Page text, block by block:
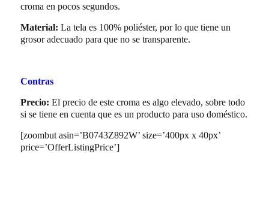
croma en pocos segundos.
Material: La tela es 100% poliéster, por lo que tiene un
grosor adecuado para que no se transparente.
Contras
Precio: El precio de este croma es algo elevado, sobre todo
si se tiene en cuenta que es un producto para uso doméstico.
[zoombut asin=’B0743Z892W’ size=’400px x 40px’
price=’OfferListingPrice’]